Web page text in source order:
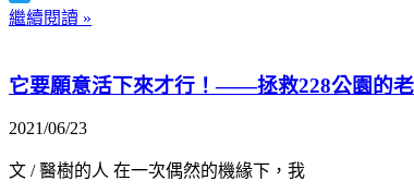
Twitter
繼續閱讀 »
它要願意活下來才行！——拯救228公園的
2021/06/23
文 / 醫樹的人 在一次偶然的機緣下，我